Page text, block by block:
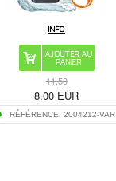
11,50
8,00 EUR
RÉFÉRENCE:2004212-VAR